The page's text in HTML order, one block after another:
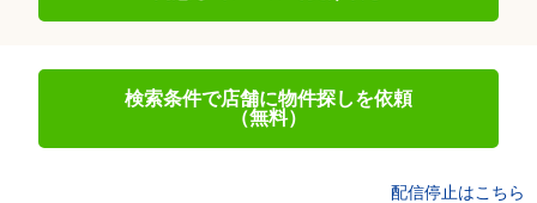
検索条件で店舗に物件探しを依頼
（無料）
配信停止はこちら